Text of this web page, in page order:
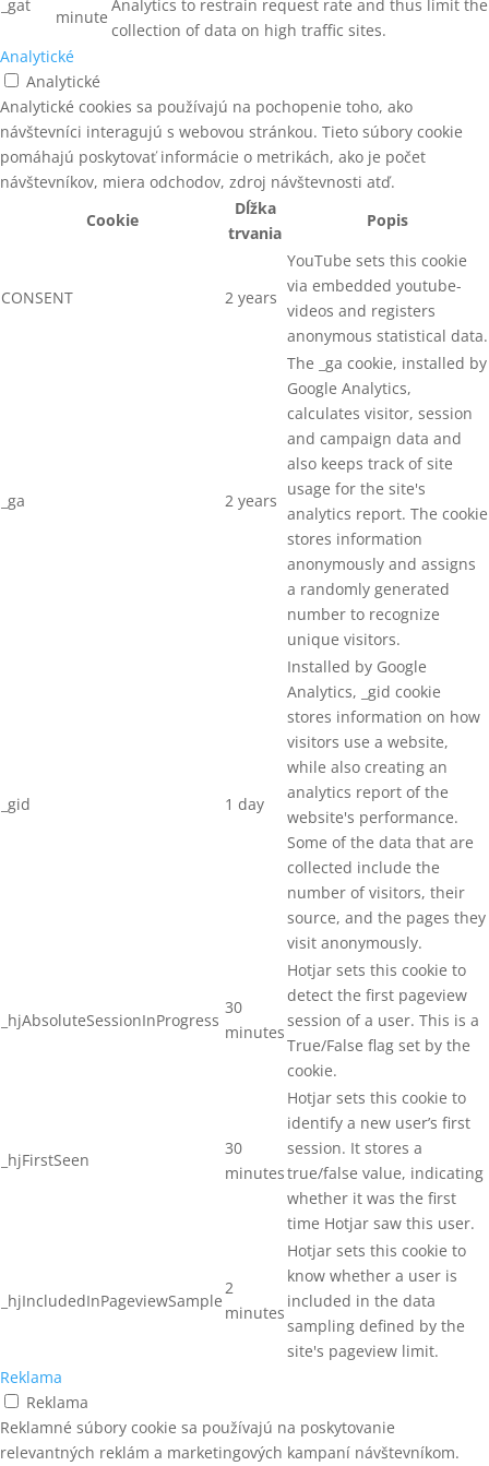
VYPAĽOVACIE PRÍSTROJE
ZÁVITOVÉ TYČE
ZÁVITOVÉ TYČE - pevnostná
trieda 4.8
ZÁVITOVÉ TYČE - pevnostná
trieda 8.8
ZÁVITOVÉ TYČE METRICKÉ
SPONY 14
SPONY 140
SPONY 16 (155)
SPONY 180
SPONY 380
SPONY A KOLÍČKY
ZÁVITOVÉ TYČE - pevnostná
ZÁVITOVÉ TYČE METRICKÉ
DIN975
ZNAČENIE DREVENÝCH PALIET
_gat
minute
Analytics to restrain request rate and thus limit the
collection of data on high traffic sites.
Analytické
Analytické
Analytické cookies sa používajú na pochopenie toho, ako
návštevníci interagujú s webovou stránkou. Tieto súbory cookie
pomáhajú poskytovať informácie o metrikách, ako je počet
návštevníkov, miera odchodov, zdroj návštevnosti atď.
Cookie
Dĺžka
trvania
Popis
CONSENT 2 years
YouTube sets this cookie
via embedded youtube-
videos and registers
anonymous statistical data.
_ga 2 years
The _ga cookie, installed by
Google Analytics,
calculates visitor, session
and campaign data and
also keeps track of site
usage for the site's
analytics report. The cookie
stores information
anonymously and assigns
a randomly generated
number to recognize
unique visitors.
_gid 1 day
Installed by Google
Analytics, _gid cookie
stores information on how
visitors use a website,
while also creating an
analytics report of the
website's performance.
Some of the data that are
collected include the
number of visitors, their
source, and the pages they
visit anonymously.
_hjAbsoluteSessionInProgress
30
minutes
Hotjar sets this cookie to
detect the first pageview
session of a user. This is a
True/False flag set by the
cookie.
_hjFirstSeen
30
minutes
Hotjar sets this cookie to
identify a new user’s first
session. It stores a
true/false value, indicating
whether it was the first
time Hotjar saw this user.
_hjIncludedInPageviewSample
2
minutes
Hotjar sets this cookie to
know whether a user is
included in the data
sampling defined by the
site's pageview limit.
Reklama
Reklama
Reklamné súbory cookie sa používajú na poskytovanie
relevantných reklám a marketingových kampaní návštevníkom.